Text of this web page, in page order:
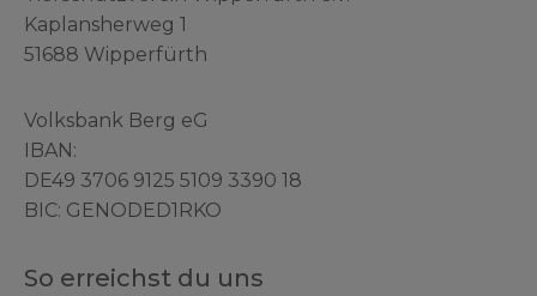
Kaplansherweg 1
51688 Wipperfürth
Volksbank Berg eG
IBAN:
DE49 3706 9125 5109 3390 18
BIC: GENODED1RKO
So erreichst du uns